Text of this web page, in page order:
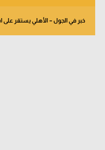
خبر في الجول – الأهلي يستقر على